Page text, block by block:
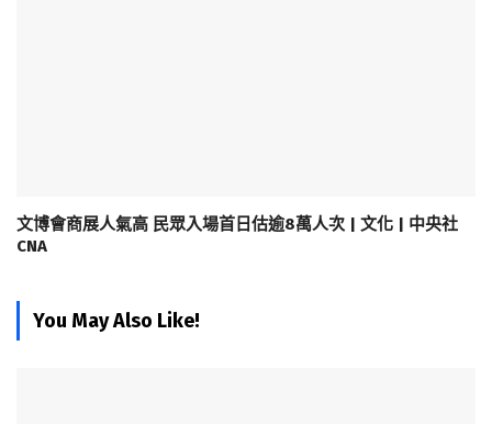
文博會商展人氣高 民眾入場首日估逾8萬人次 | 文化 | 中央社
CNA
You May Also Like!